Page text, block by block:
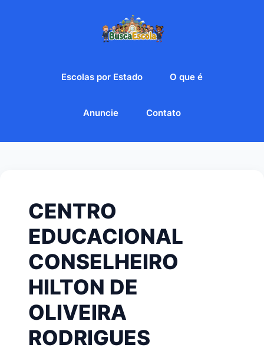
Escolas por Estado O que é
Anuncie Contato
CENTRO
EDUCACIONAL
CONSELHEIRO
HILTON DE
OLIVEIRA
RODRIGUES